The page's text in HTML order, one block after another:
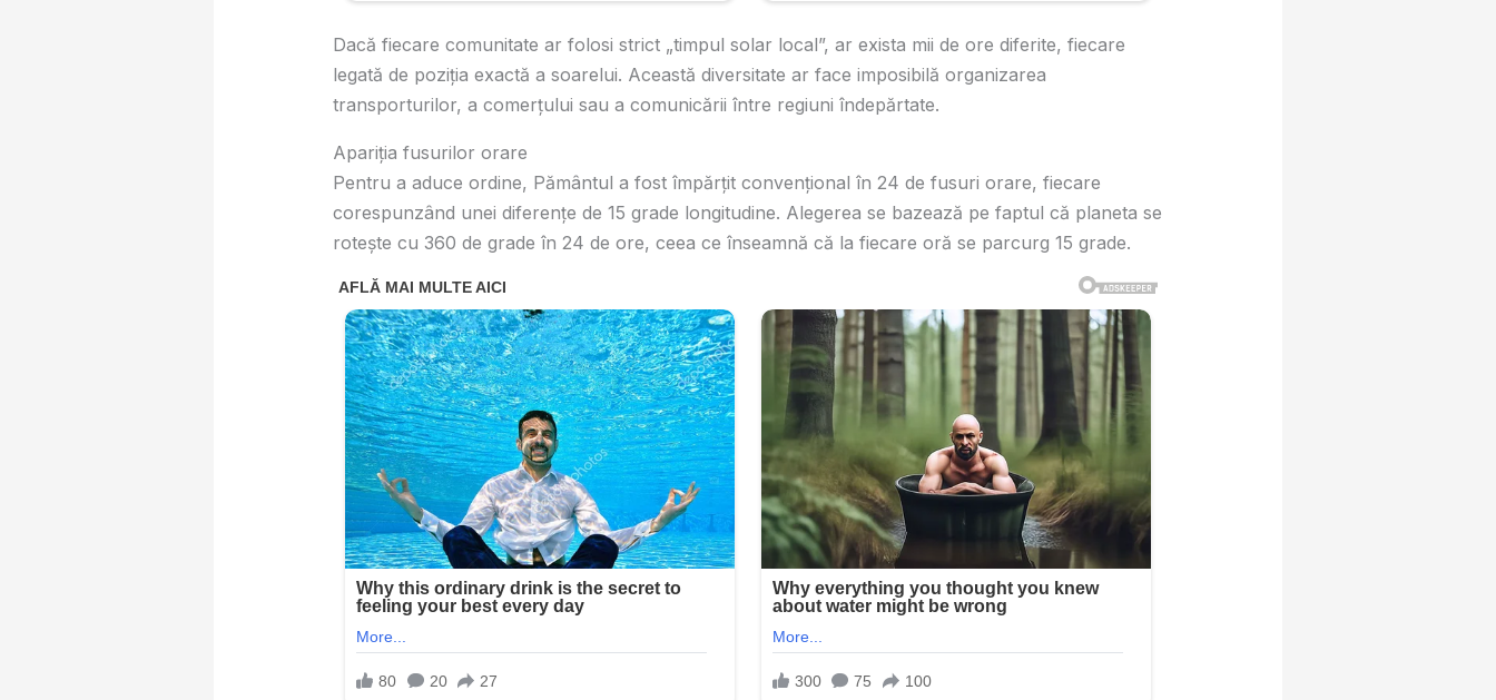
Dacă fiecare comunitate ar folosi strict „timpul solar local”, ar exista mii de ore diferite, fiecare
legată de poziția exactă a soarelui. Această diversitate ar face imposibilă organizarea
transporturilor, a comerțului sau a comunicării între regiuni îndepărtate.
Apariția fusurilor orare
Pentru a aduce ordine, Pământul a fost împărțit convențional în 24 de fusuri orare, fiecare
corespunzând unei diferențe de 15 grade longitudine. Alegerea se bazează pe faptul că planeta se
rotește cu 360 de grade în 24 de ore, ceea ce înseamnă că la fiecare oră se parcurg 15 grade.